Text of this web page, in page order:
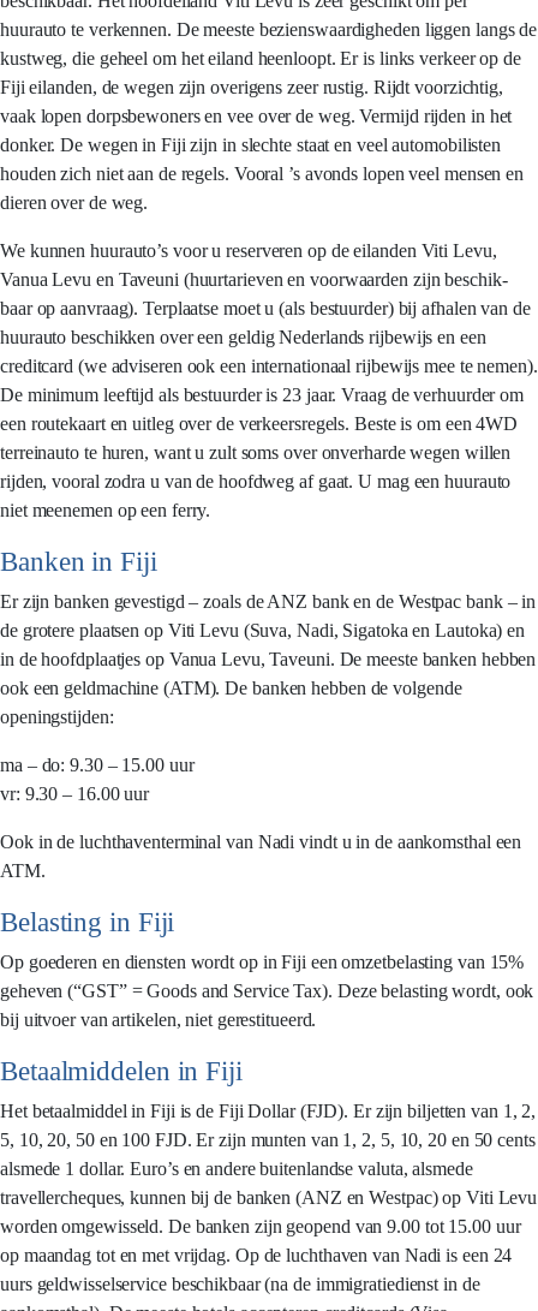
huurauto te verkennen. De meeste bezienswaardigheden liggen langs de
kustweg, die geheel om het eiland heenloopt. Er is links verkeer op de
Fiji eilanden, de wegen zijn overigens zeer rustig. Rijdt voorzichtig,
vaak lopen dorpsbewoners en vee over de weg. Vermijd rijden in het
donker. De wegen in Fiji zijn in slechte staat en veel automobilisten
houden zich niet aan de regels. Vooral ’s avonds lopen veel mensen en
dieren over de weg.
We kunnen huurauto’s voor u reserveren op de eilanden Viti Levu,
Vanua Levu en Taveuni (huurtarieven en voorwaarden zijn beschik-
baar op aanvraag). Terplaatse moet u (als bestuurder) bij afhalen van de
huurauto beschikken over een geldig Nederlands rijbewijs en een
creditcard (we adviseren ook een internationaal rijbewijs mee te nemen).
De minimum leeftijd als bestuurder is 23 jaar. Vraag de verhuurder om
een routekaart en uitleg over de verkeersregels. Beste is om een 4WD
terreinauto te huren, want u zult soms over onverharde wegen willen
rijden, vooral zodra u van de hoofdweg af gaat. U mag een huurauto
niet meenemen op een ferry.
Banken in Fiji
Er zijn banken gevestigd – zoals de ANZ bank en de Westpac bank – in
de grotere plaatsen op Viti Levu (Suva, Nadi, Sigatoka en Lautoka) en
in de hoofdplaatjes op Vanua Levu, Taveuni. De meeste banken hebben
ook een geldmachine (ATM). De banken hebben de volgende
openingstijden:
ma – do: 9.30 – 15.00 uur
vr: 9.30 – 16.00 uur
Ook in de luchthaventerminal van Nadi vindt u in de aankomsthal een
ATM.
Belasting in Fiji
Op goederen en diensten wordt op in Fiji een omzetbelasting van 15%
geheven (“GST” = Goods and Service Tax). Deze belasting wordt, ook
bij uitvoer van artikelen, niet gerestitueerd.
Betaalmiddelen in Fiji
Het betaalmiddel in Fiji is de Fiji Dollar (FJD). Er zijn biljetten van 1, 2,
5, 10, 20, 50 en 100 FJD. Er zijn munten van 1, 2, 5, 10, 20 en 50 cents
alsmede 1 dollar. Euro’s en andere buitenlandse valuta, alsmede
travellercheques, kunnen bij de banken (ANZ en Westpac) op Viti Levu
worden omgewisseld. De banken zijn geopend van 9.00 tot 15.00 uur
op maandag tot en met vrijdag. Op de luchthaven van Nadi is een 24
uurs geldwisselservice beschikbaar (na de immigratiedienst in de